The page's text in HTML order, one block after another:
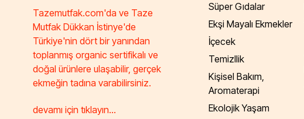
Tazemutfak.com'da ve Taze
Mutfak Dükkan İstinye'de
Türkiye'nin dört bir yanından
toplanmış organic sertifikalı ve
doğal ürünlere ulaşabilir, gerçek
ekmeğin tadına varabilirsiniz.
devamı için tıklayın...
Süper Gıdalar
Ekşi Mayalı Ekmekler
İçecek
Temizllik
Kişisel Bakım,
Aromaterapi
Ekolojik Yaşam